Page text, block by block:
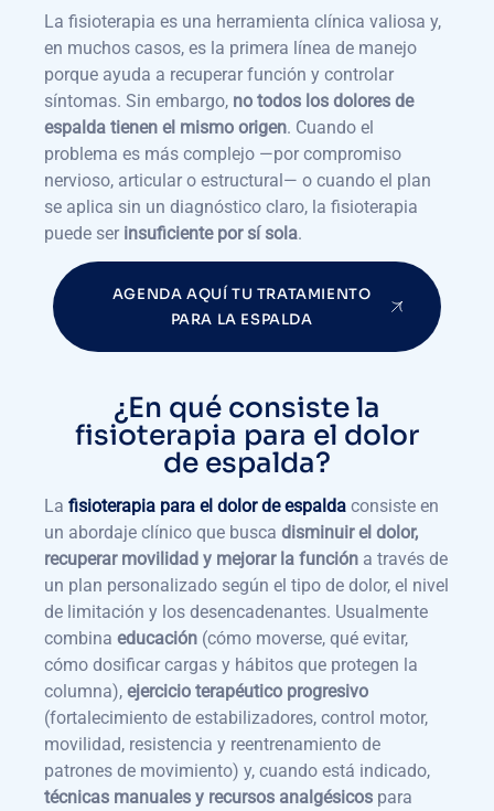
La fisioterapia es una herramienta clínica valiosa y,
en muchos casos, es la primera línea de manejo
porque ayuda a recuperar función y controlar
síntomas. Sin embargo, no todos los dolores de
espalda tienen el mismo origen. Cuando el
problema es más complejo —por compromiso
nervioso, articular o estructural— o cuando el plan
se aplica sin un diagnóstico claro, la fisioterapia
puede ser insuficiente por sí sola.
AGENDA AQUÍ TU TRATAMIENTO
PARA LA ESPALDA
¿En qué consiste la
fisioterapia para el dolor
de espalda?
La fisioterapia para el dolor de espalda consiste en
un abordaje clínico que busca disminuir el dolor,
recuperar movilidad y mejorar la función a través de
un plan personalizado según el tipo de dolor, el nivel
de limitación y los desencadenantes. Usualmente
combina educación (cómo moverse, qué evitar,
cómo dosificar cargas y hábitos que protegen la
columna), ejercicio terapéutico progresivo
(fortalecimiento de estabilizadores, control motor,
movilidad, resistencia y reentrenamiento de
patrones de movimiento) y, cuando está indicado,
técnicas manuales y recursos analgésicos para